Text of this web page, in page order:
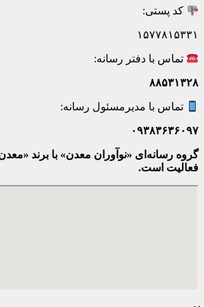
کد پستی:
۱۵۷۷۸۱۵۳۳۱
تماس با دفتر رسانه:
۸۸۵۳۱۳۲۸
تماس با مدیرمسئول رسانه:
۰۹۳۸۳۶۳۶۰۹۷
گروه رسانه‌ای «نوآوران معدن» با برند
فعالیت است.